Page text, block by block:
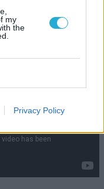
my
the
Privacy Policy
a harcokban a
csápok, láva,
a